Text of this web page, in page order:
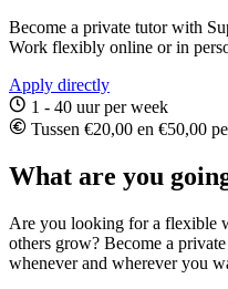
Become a private tutor with
Work flexibly online or in
Apply directly
1 - 40 uur per week
Tussen €20,00 en €50,00
What are you
Are you looking for a flexible
others grow? Become a
whenever and wherever you